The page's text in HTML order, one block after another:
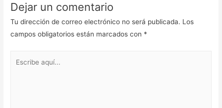
Dejar un comentario
Tu dirección de correo electrónico no será publicada. Los
campos obligatorios están marcados con *